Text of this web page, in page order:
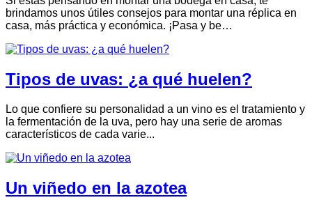
brindamos unos útiles consejos para montar una réplica en
casa, más práctica y económica. ¡Pasa y be…
Tipos de uvas: ¿a qué huelen?
Lo que confiere su personalidad a un vino es el tratamiento y
la fermentación de la uva, pero hay una serie de aromas
característicos de cada varie...
Un viñedo en la azotea